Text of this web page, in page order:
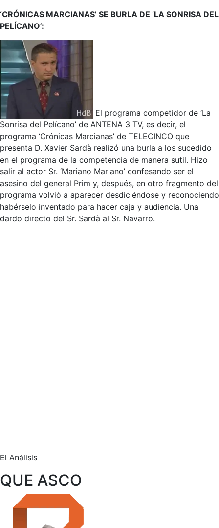
‘CRÓNICAS MARCIANAS’ SE BURLA DE ‘LA SONRISA DEL
PELÍCANO’:
El programa competidor de ‘La
Sonrisa del Pelícano’ de ANTENA 3 TV, es decir, el
programa ‘Crónicas Marcianas’ de TELECINCO que
presenta D. Xavier Sardà realizó una burla a los sucedido
en el programa de la competencia de manera sutil. Hizo
salir al actor Sr. ‘Mariano Mariano’ confesando ser el
asesino del general Prim y, después, en otro fragmento del
programa volvió a aparecer desdiciéndose y reconociendo
habérselo inventado para hacer caja y audiencia. Una
dardo directo del Sr. Sardà al Sr. Navarro.
El Análisis
QUE ASCO